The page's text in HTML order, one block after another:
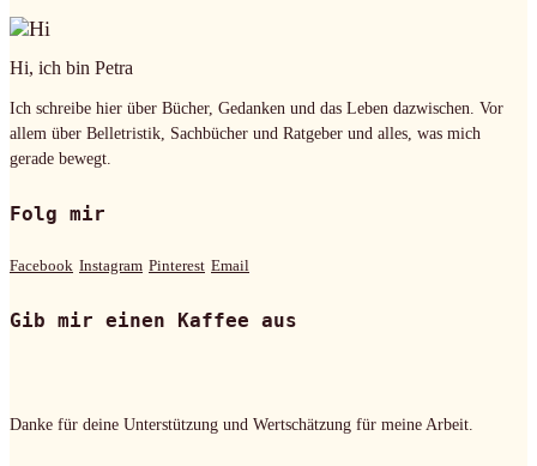
Hi, ich bin Petra
Ich schreibe hier über Bücher, Gedanken und das Leben dazwischen. Vor
allem über Belletristik, Sachbücher und Ratgeber und alles, was mich
gerade bewegt.
Folg mir
Facebook Instagram Pinterest Email
Gib mir einen Kaffee aus
Danke für deine Unterstützung und Wertschätzung für meine Arbeit.